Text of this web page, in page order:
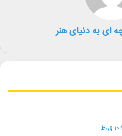
چین و ژاپن
ای به دنیای هنر